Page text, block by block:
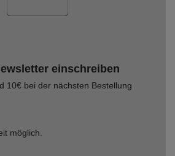
einschreiben
10€ bei der nächsten Bestellung
möglich.